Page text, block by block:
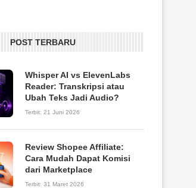
POST TERBARU
Whisper AI vs ElevenLabs
Reader: Transkripsi atau
Ubah Teks Jadi Audio?
Terbit: 21 Juni 2026
Review Shopee Affiliate:
Cara Mudah Dapat Komisi
dari Marketplace
Terbit: 31 Maret 2026